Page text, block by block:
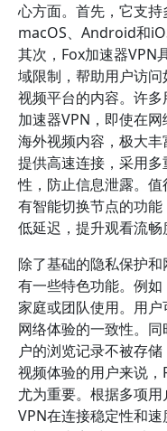
心方面。首先，它支持
macOS、Android和
其次，Fox加速器VPN
域限制，帮助用户访
视频平台的内容。许
加速器VPN，即使在
海外视频内容，极大
提供高速连接，采用
性，防止信息泄露。
有智能切换节点的功
低延迟，提升观看流畅
除了基础的隐私保护
有一些特色功能。例
家庭或团队使用。用
网络体验的一致性。
户的浏览记录不被存
视频体验的用户来说
尤为重要。根据多项
VPN在连接稳定性和